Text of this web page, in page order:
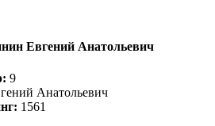
Евгений Анатольевич
9
Анатольевич
1561